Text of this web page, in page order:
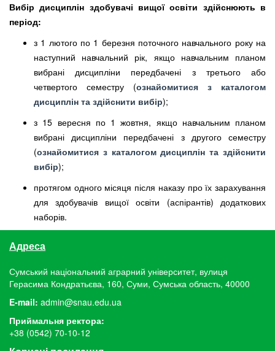
Вибір дисциплін здобувачі вищої освіти здійснюють в
період:
з 1 лютого по 1 березня поточного навчального року на
наступний навчальний рік, якщо навчальним планом
вибрані дисципліни передбачені з третього або
четвертого семестру (ознайомитися з каталогом
дисциплін та здійснити вибір);
з 15 вересня по 1 жовтня, якщо навчальним планом
вибрані дисципліни передбачені з другого семестру
(ознайомитися з каталогом дисциплін та здійснити
вибір);
протягом одного місяця після наказу про їх зарахування
для здобувачів вищої освіти (аспірантів) додаткових
наборів.
Адреса
Сумський національний аграрний університет, вулиця
Герасима Кондратьєва, 160, Суми, Сумська область, 40000
E-mail: admin@snau.edu.ua
Приймальня ректора:
+38 (0542) 70-10-12